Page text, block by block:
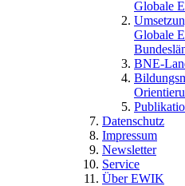
Globale
Globale
BNE-
Datenschutz
Impressum
Newsletter
Service
Über EWIK